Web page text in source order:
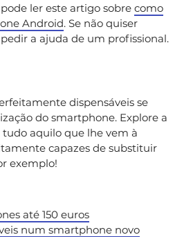
ler este artigo sobre como
Android. Se não quiser
a ajuda de um profissional.
dispensáveis se
do smartphone. Explore a
aquilo que lhe vem à
capazes de substituir
exemplo!
até 150 euros
num smartphone novo